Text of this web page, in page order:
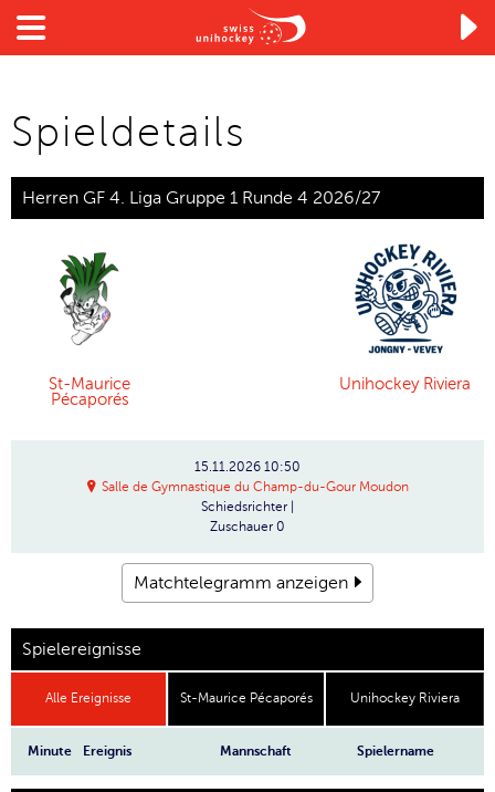

Spieldetails
Herren GF 4. Liga Gruppe 1 Runde 4 2026/27
St-Maurice
Pécaporés
Unihockey Riviera
15.11.2026 10:50
Salle de Gymnastique du Champ-du-Gour Moudon
Schiedsrichter
Zuschauer 0
Matchtelegramm anzeigen
Spielereignisse
Alle Ereignisse St-Maurice Pécaporés Unihockey Riviera
Minute Ereignis Mannschaft Spielername